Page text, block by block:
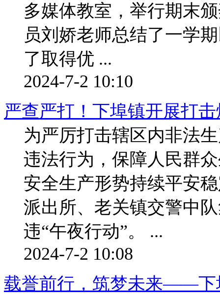
多媒体教室，举行期末
员刘娇老师总结了一学
了取得优 ...
2024-7-2 10:10
严查严打！下埠镇开展打
为严厉打击辖区内非法
违法行为，保障人民群
安全生产形势持续平安
派出所、老关镇交警中
违“午夜行动”。 ...
2024-7-2 10:08
载誉前行，筑梦未来——下